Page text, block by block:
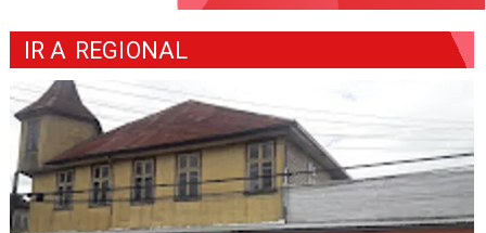
IR A REGIONAL